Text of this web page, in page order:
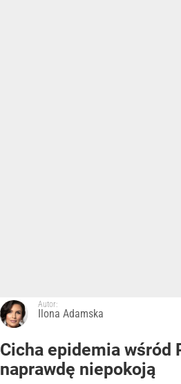
Autor:
Ilona Adamska
Cicha epidemia wśród
naprawdę niepokoją